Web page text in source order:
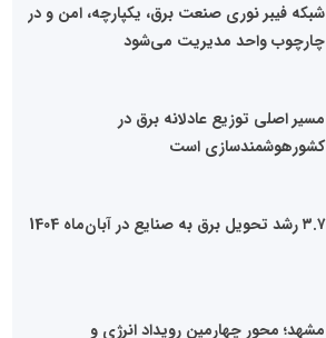
شبکه فیبر نوری صنعت برق، یکپارچه، امن و در
چارچوب واحد مدیریت می‌شود
مسیر اصلی توزیع عادلانه برق در
کشورهوشمندسازی است
۳.۷ رشد تحویل برق به صنایع در آبان‌ماه 1404
مشهد؛ محور چهارمین رویداد انرژی و